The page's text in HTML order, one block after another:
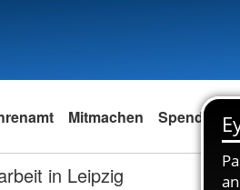
Mitmachen Spenden
in Leipzig